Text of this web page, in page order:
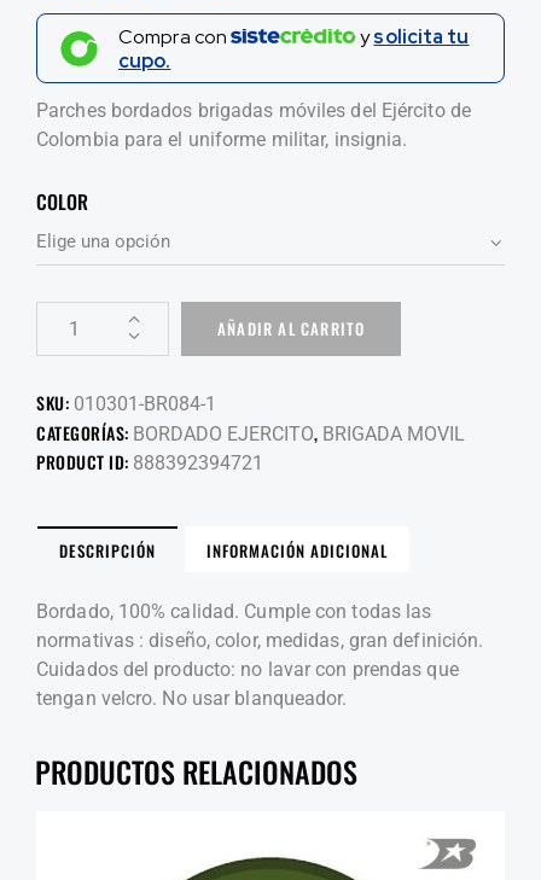
Compra con ysolicita tu
cupo.
Parches bordados brigadas móviles del Ejército de
Colombia para el uniforme militar, insignia.
COLOR
AÑADIR AL CARRITO
SKU: 010301-BR084-1
CATEGORÍAS: BORDADO EJERCITO, BRIGADA MOVIL
PRODUCT ID: 888392394721
DESCRIPCIÓN INFORMACIÓN ADICIONAL
Bordado, 100% calidad. Cumple con todas las
normativas : diseño, color, medidas, gran definición.
Cuidados del producto: no lavar con prendas que
tengan velcro. No usar blanqueador.
PRODUCTOS RELACIONADOS